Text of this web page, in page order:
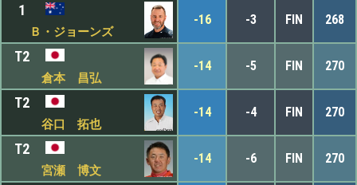
1
Ｂ・ジョーンズ
-16 -3 FIN 268
T2
倉本 昌弘
-14 -5 FIN 270
T2
谷口 拓也
-14 -4 FIN 270
T2
宮瀬 博文
-14 -6 FIN 270